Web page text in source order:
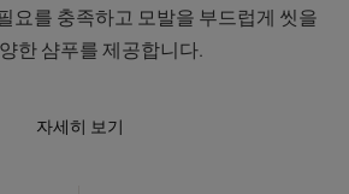
요를 충족하고 모발을 부드럽게 씻을
한 샴푸를 제공합니다.
자세히 보기